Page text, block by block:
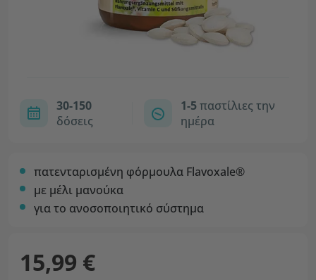
30-150
δόσεις
1-5παστίλιες την
ημέρα
πατενταρισμένη φόρμουλα Flavoxale®
με μέλι μανούκα
για το ανοσοποιητικό σύστημα
15,99 €